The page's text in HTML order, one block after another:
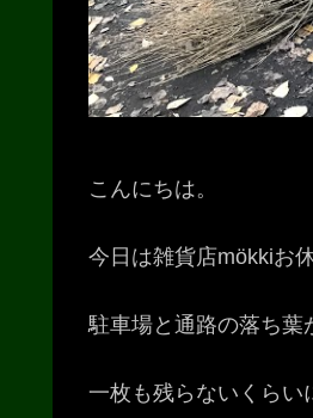
こんにちは。
今日は雑貨店mökkiお
駐車場と通路の落ち葉
一枚も残らないくらい